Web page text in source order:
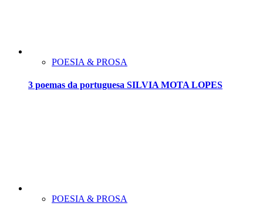
POESIA & PROSA
3 poemas da portuguesa SILVIA MOTA LOPES
POESIA & PROSA